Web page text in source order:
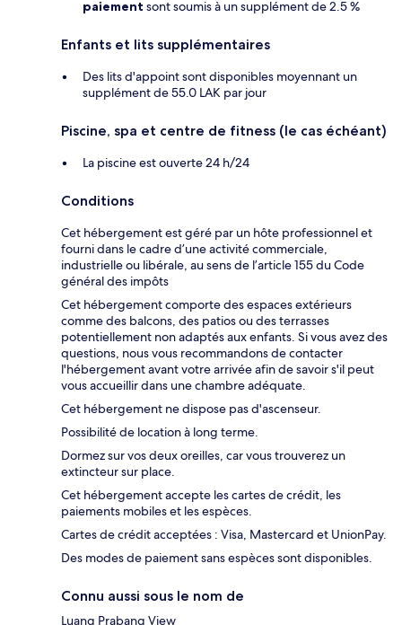
paiement sont soumis à un supplément de 2.5 %
Enfants et lits supplémentaires
Des lits d'appoint sont disponibles moyennant un
supplément de 55.0 LAK par jour
Piscine, spa et centre de fitness (le cas échéant)
La piscine est ouverte 24 h/24
Conditions
Cet hébergement est géré par un hôte professionnel et
fourni dans le cadre d’une activité commerciale,
industrielle ou libérale, au sens de l’article 155 du Code
général des impôts
Cet hébergement comporte des espaces extérieurs
comme des balcons, des patios ou des terrasses
potentiellement non adaptés aux enfants. Si vous avez des
questions, nous vous recommandons de contacter
l'hébergement avant votre arrivée afin de savoir s'il peut
vous accueillir dans une chambre adéquate.
Cet hébergement ne dispose pas d'ascenseur.
Possibilité de location à long terme.
Dormez sur vos deux oreilles, car vous trouverez un
extincteur sur place.
Cet hébergement accepte les cartes de crédit, les
paiements mobiles et les espèces.
Cartes de crédit acceptées : Visa, Mastercard et UnionPay.
Des modes de paiement sans espèces sont disponibles.
Connu aussi sous le nom de
Luang Prabang View